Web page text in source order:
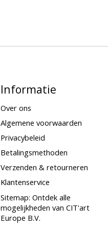
Informatie
Over ons
Algemene voorwaarden
Privacybeleid
Betalingsmethoden
Verzenden & retourneren
Klantenservice
Sitemap: Ontdek alle
mogelijkheden van CIT'art
Europe B.V.